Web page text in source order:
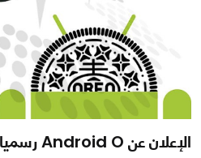
الإعلان عن Android O رسميا باسم Android Oreo